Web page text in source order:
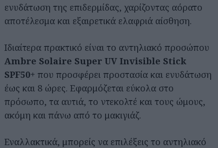
ενυδάτωση της επιδερμίδας, χαρίζοντας αόρατο
αποτέλεσμα και εξαιρετικά ελαφριά αίσθηση.
Ιδιαίτερα πρακτικό είναι το αντηλιακό προσώπου
Ambre Solaire Super UV Invisible Stick
SPF50+ που προσφέρει προστασία και ενυδάτωση
έως και 8 ώρες. Εφαρμόζεται εύκολα στο
πρόσωπο, τα αυτιά, το ντεκολτέ και τους ώμους,
ακόμη και πάνω από το μακιγιάζ.
Εναλλακτικά, μπορείς να επιλέξεις το αντηλιακό